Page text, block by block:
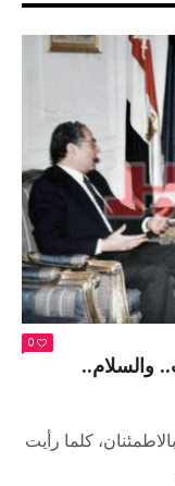
0
كلما رأيت